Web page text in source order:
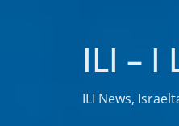
ILI – I
ILI News,